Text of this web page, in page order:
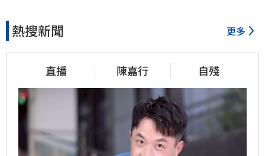
熱搜新聞 更多
直播 陳嘉行 自殘